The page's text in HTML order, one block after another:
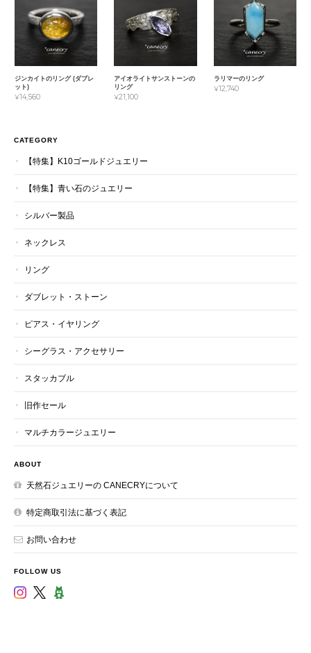
ジンカイトのリング (ダブレ
ット)
¥14,560
アイオライトサンストーンの
リング
¥21,100
ラリマーのリング
¥12,740
CATEGORY
【特集】K10ゴールドジュエリー
【特集】青い石のジュエリー
シルバー製品
ネックレス
リング
ダブレット・ストーン
ピアス・イヤリング
シーグラス・アクセサリー
スタッカブル
旧作セール
マルチカラージュエリー
ABOUT
天然石ジュエリーの CANECRYについて
特定商取引法に基づく表記
お問い合わせ
FOLLOW US